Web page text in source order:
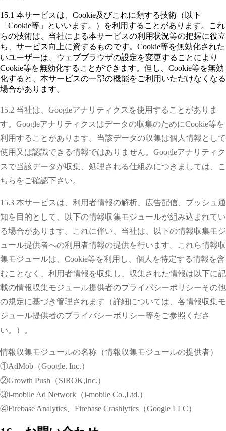
15.1 本サービスは、Cookie及びこれに類する技術（以下
「Cookie等」といいます。）を利用することがあります。これ
らの技術は、当社による本サービスの利用状況等の把握に役立
ち、サービス向上に資するものです。Cookie等を無効化された
いユーザーは、ウェブブラウザの設定を変更することにより
Cookie等を無効化することができます。但し、Cookie等を無効
化すると、本サービスの一部の機能をご利用いただけなくなる
場合があります。
15.2 当社は、Googleアナリティクスを使用することがありま
す。Googleアナリティクスはデータの収集のためにCookie等を
利用することがあります。当該データの収集は個人情報として
使用又は認識できる情報ではありません。Googleアナリティク
スで当該データが収集、処理される仕組みにつきましては、こ
ちらをご確認下さい。
15.3 本サービスは、利用者情報の解析、広告配信、プッシュ通
知を目的として、以下の情報収集モジュールが組み込まれてい
る場合があります。これに伴い、当社は、以下の情報収集モジ
ュール提供者への利用者情報の提供を行います。これら情報収
集モジュールは、Cookie等を利用し、個人を特定する情報を含
むことなく、利用者情報を収集し、収集された情報は以下に記
載の情報収集モジュール提供者のプライバシーポリシーその他
の規定に基づき管理されます（詳細については、各情報収集モ
ジュール提供者のプライバシーポリシー等をご参照くださ
い。）。
情報収集モジュールの名称（情報収集モジュールの提供者）
①AdMob（Google, Inc.）
②Growth Push（SIROK,Inc.）
③i-mobile Ad Network（i-mobile Co.,Ltd.）
④Firebase Analytics、Firebase Crashlytics（Google LLC）